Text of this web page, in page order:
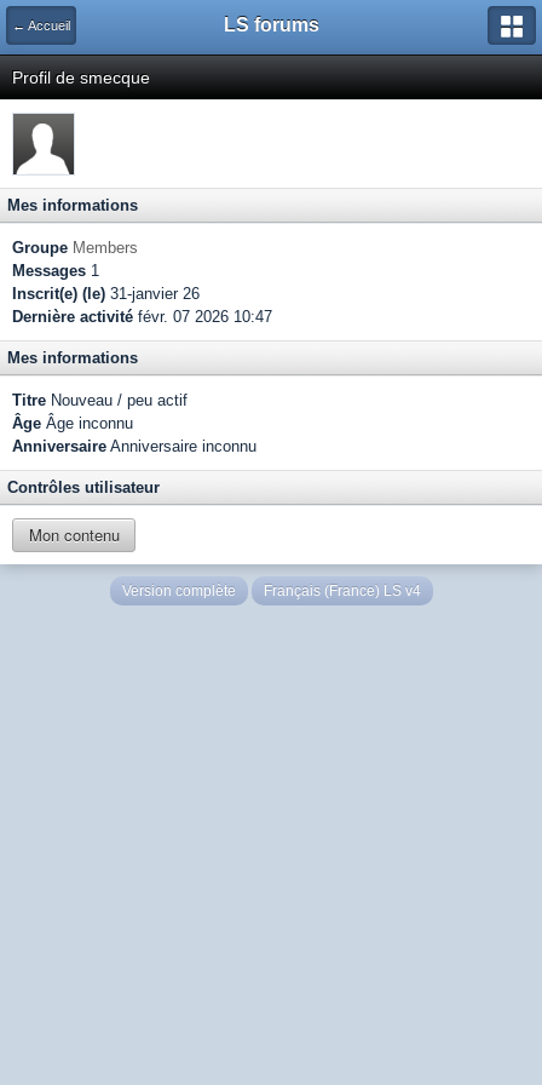
← Accueil LS forums
Profil de smecque
Mes informations
Groupe Members
Messages 1
Inscrit(e) (le) 31-janvier 26
Dernière activité févr. 07 2026 10:47
Mes informations
Titre Nouveau / peu actif
Âge Âge inconnu
Anniversaire Anniversaire inconnu
Contrôles utilisateur
Mon contenu
Version complète Français (France) LS v4